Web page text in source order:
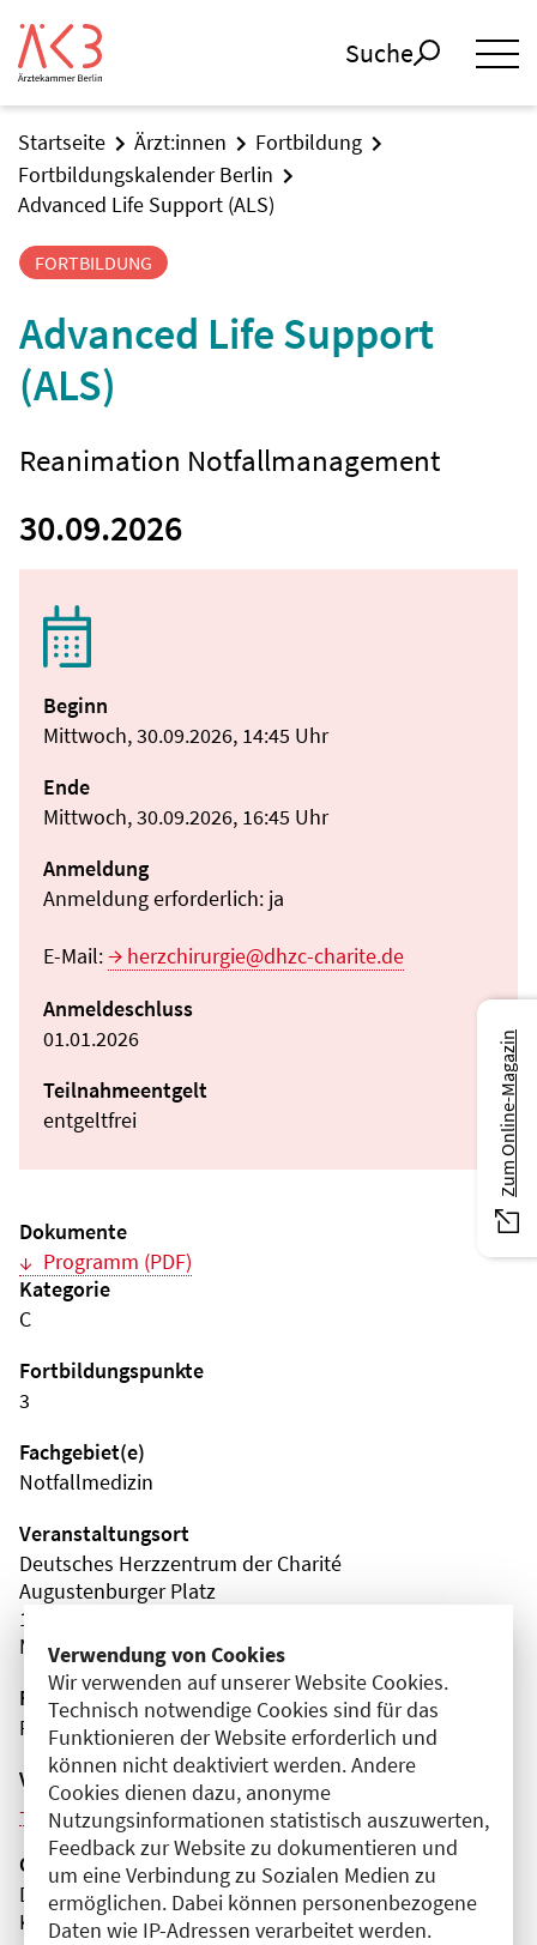
Verwendung von Cookies
Wir verwenden auf unserer Website Cookies.
Technisch notwendige Cookies sind für das
Funktionieren der Website erforderlich und
können nicht deaktiviert werden. Andere
Cookies dienen dazu, anonyme
Nutzungsinformationen statistisch auszuwerten,
Feedback zur Website zu dokumentieren und
um eine Verbindung zu Sozialen Medien zu
ermöglichen. Dabei können personenbezogene
Daten wie IP-Adressen verarbeitet werden.
Suche
Startseite Ärzt:innen
Fortbildung
Fortbildungskalender Berlin
Advanced Life Support (ALS)
FORTBILDUNG
Advanced Life Support
(ALS)
Reanimation Notfallmanagement
30.09.2026
Beginn
Mittwoch, 30.09.2026, 14:45 Uhr
Ende
Mittwoch, 30.09.2026, 16:45 Uhr
Anmeldung
Anmeldung erforderlich: ja
E-Mail:
herzchirurgie@dhzc-charite.de
Anmeldeschluss
01.01.2026
Teilnahmeentgelt
entgeltfrei
Dokumente
Programm (PDF)
Kategorie
C
Fortbildungspunkte
3
Fachgebiet(e)
Notfallmedizin
Veranstaltungsort
Deutsches Herzzentrum der Charité
Augustenburger Platz
13353 Berlin
Mitte
Fortbildungsformat
Präsenz
Veranstaltungsreihe
Weitere Veranstaltungen dieser Reihe (10)
Organisator(en)
Deutsches Herzzentrum der Charité (DHZC)
Klinik für Herz-, Thorax- und Gefäßchirurgie | CVK
Zum Online-Magazin